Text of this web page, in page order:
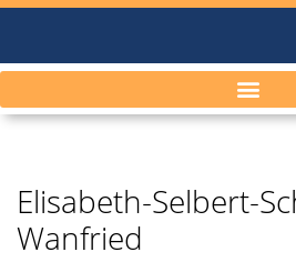
Elisabeth-Selbert-
Wanfried